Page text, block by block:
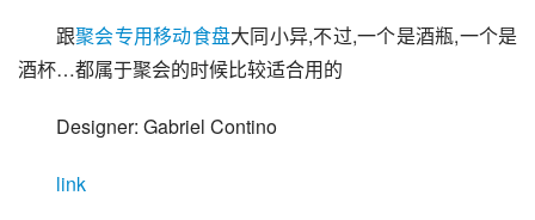
跟聚会专用移动食盘大同小异,不过,一个是酒瓶,一个是
酒杯…都属于聚会的时候比较适合用的
Designer: Gabriel Contino
link